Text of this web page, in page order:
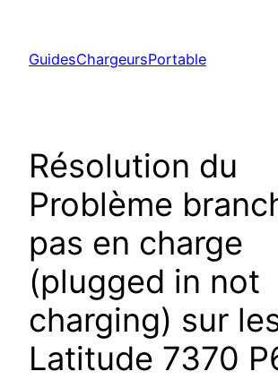
contenu
GuidesChargeursPortable
Résolution du
Problème
pas en charge
(plugged in not
charging) sur
Latitude 7370